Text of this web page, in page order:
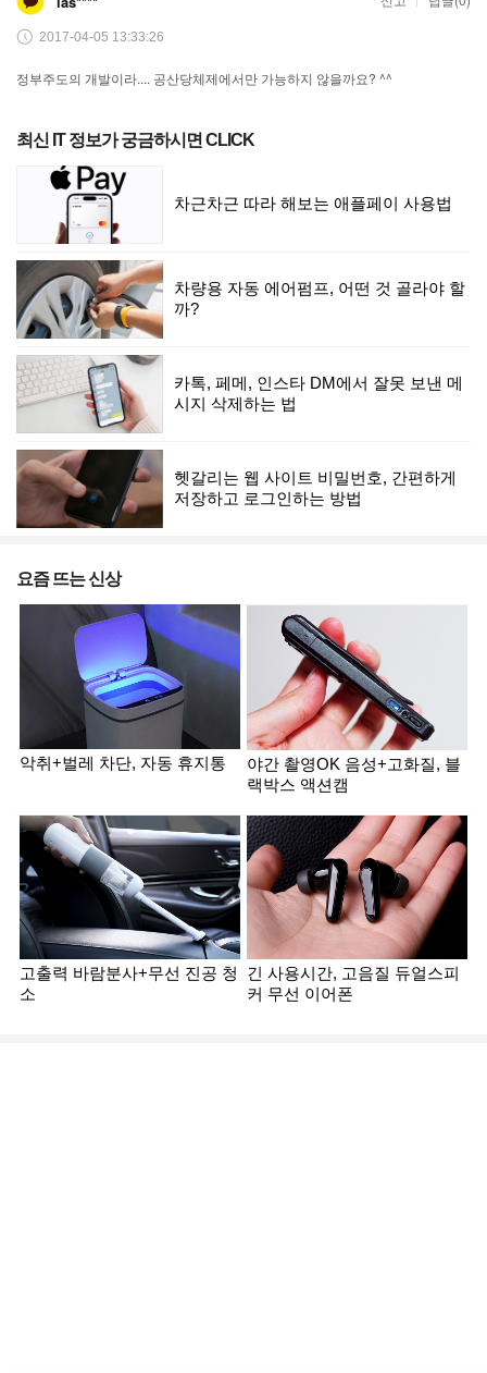
최신 IT 정보가 궁금하시면 CLICK
차근차근 따라 해보는 애플페이 사용법
차량용 자동 에어펌프, 어떤 것 골라야 할
까?
카톡, 페메, 인스타 DM에서 잘못 보낸 메
시지 삭제하는 법
헷갈리는 웹 사이트 비밀번호, 간편하게
저장하고 로그인하는 방법
요즘 뜨는 신상
악취+벌레 차단, 자동 휴지통
야간 촬영OK 음성+고화질, 블
랙박스 액션캠
고출력 바람분사+무선 진공 청
소
긴 사용시간, 고음질 듀얼스피
커 무선 이어폰